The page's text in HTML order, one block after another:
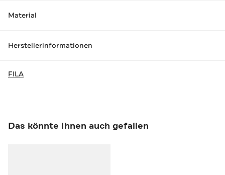
Material
Herstellerinformationen
FILA
Das könnte Ihnen auch gefallen